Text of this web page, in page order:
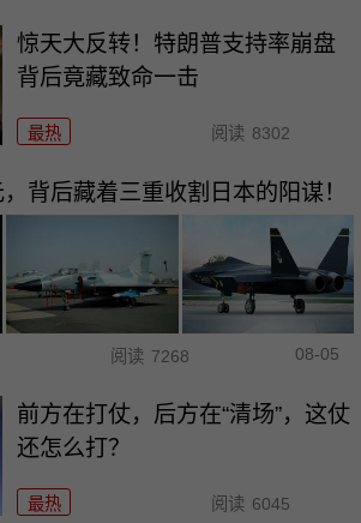
惊天大反转！特朗普支持率崩盘
背后竟藏致命一击
最热 阅读 8302
背后藏着三重收割日本的阳谋！
阅读 7268 08-05
前方在打仗，后方在“清场”，这仗
还怎么打？
最热 阅读 6045